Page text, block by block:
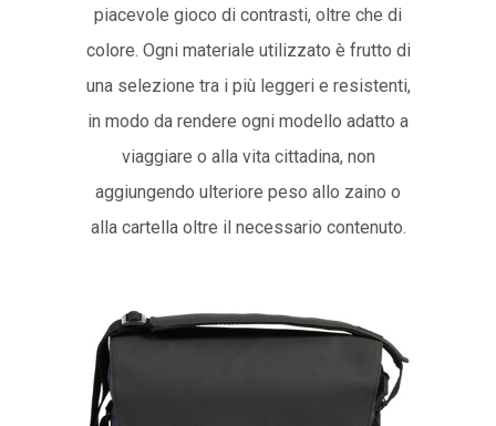
piacevole gioco di contrasti, oltre che di
colore. Ogni materiale utilizzato è frutto di
una selezione tra i più leggeri e resistenti,
in modo da rendere ogni modello adatto a
viaggiare o alla vita cittadina, non
aggiungendo ulteriore peso allo zaino o
alla cartella oltre il necessario contenuto.